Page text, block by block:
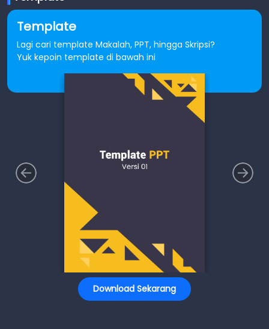
Template
Lagi cari template Makalah, PPT, hingga Skripsi?
Yuk kepoin template di bawah ini
Download Sekarang